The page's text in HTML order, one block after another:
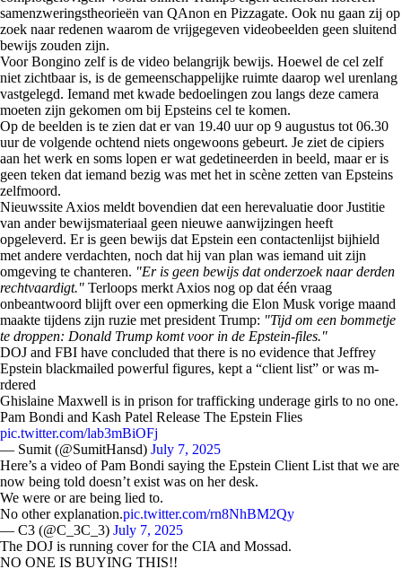
samenzweringstheorieën van QAnon en Pizzagate. Ook nu gaan zij op
zoek naar redenen waarom de vrijgegeven videobeelden geen sluitend
bewijs zouden zijn.
Voor Bongino zelf is de video belangrijk bewijs. Hoewel de cel zelf
niet zichtbaar is, is de gemeenschappelijke ruimte daarop wel urenlang
vastgelegd. Iemand met kwade bedoelingen zou langs deze camera
moeten zijn gekomen om bij Epsteins cel te komen.
Op de beelden is te zien dat er van 19.40 uur op 9 augustus tot 06.30
uur de volgende ochtend niets ongewoons gebeurt. Je ziet de cipiers
aan het werk en soms lopen er wat gedetineerden in beeld, maar er is
geen teken dat iemand bezig was met het in scène zetten van Epsteins
zelfmoord.
Nieuwssite Axios meldt bovendien dat een herevaluatie door Justitie
van ander bewijsmateriaal geen nieuwe aanwijzingen heeft
opgeleverd. Er is geen bewijs dat Epstein een contactenlijst bijhield
met andere verdachten, noch dat hij van plan was iemand uit zijn
omgeving te chanteren. "Er is geen bewijs dat onderzoek naar derden
rechtvaardigt." Terloops merkt Axios nog op dat één vraag
onbeantwoord blijft over een opmerking die Elon Musk vorige maand
maakte tijdens zijn ruzie met president Trump: "Tijd om een bommetje
te droppen: Donald Trump komt voor in de Epstein-files."
DOJ and FBI have concluded that there is no evidence that Jeffrey
Epstein blackmailed powerful figures, kept a “client list” or was m-
rdered
Ghislaine Maxwell is in prison for trafficking underage girls to no one.
Pam Bondi and Kash Patel Release The Epstein Flies
pic.twitter.com/lab3mBiOFj
— Sumit (@SumitHansd) July 7, 2025
Here’s a video of Pam Bondi saying the Epstein Client List that we are
now being told doesn’t exist was on her desk.
We were or are being lied to.
No other explanation.pic.twitter.com/rn8NhBM2Qy
— C3 (@C_3C_3) July 7, 2025
The DOJ is running cover for the CIA and Mossad.
NO ONE IS BUYING THIS!!